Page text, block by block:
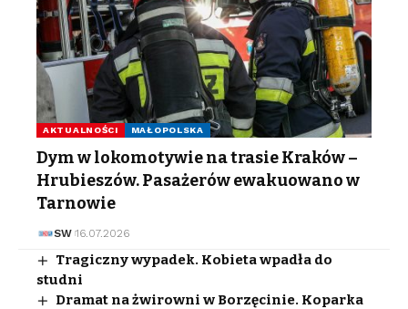
AKTUALNOŚCI MAŁOPOLSKA
Dym w lokomotywie na trasie Kraków –
Hrubieszów. Pasażerów ewakuowano w
Tarnowie
SW 16.07.2026
Tragiczny wypadek. Kobieta wpadła do
studni
Dramat na żwirowni w Borzęcinie. Koparka